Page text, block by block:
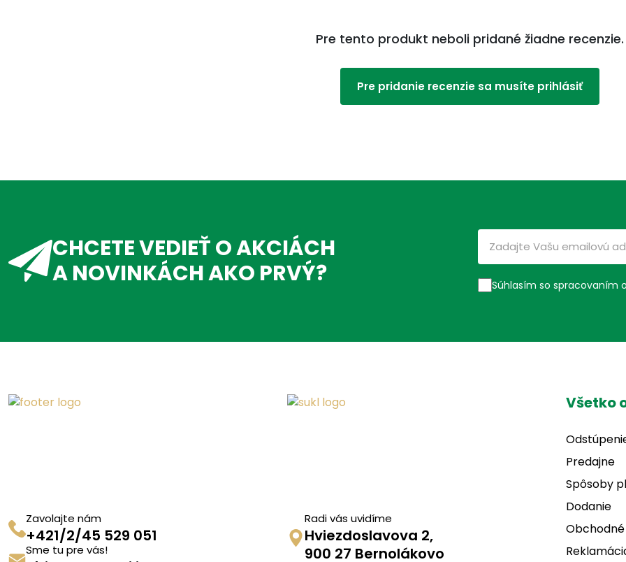
Pre tento produkt neboli pridané žiadne recenzie.
Pre pridanie recenzie sa musíte prihlásiť
CHCETE VEDIEŤ O AKCIÁCH
A NOVINKÁCH AKO PRVÝ?
Súhlasím so spracovaním
Zavolajte nám
+421/2/45 529 051
Sme tu pre vás!
Radi vás uvidíme
Hviezdoslavova 2,
900 27 Bernolákovo
Všetko
Predajne
Spôsoby
Dodanie